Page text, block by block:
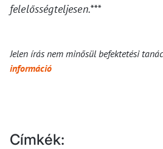
felelősségteljesen.***
Jelen írás nem minősül befektetési
információ
Címkék: